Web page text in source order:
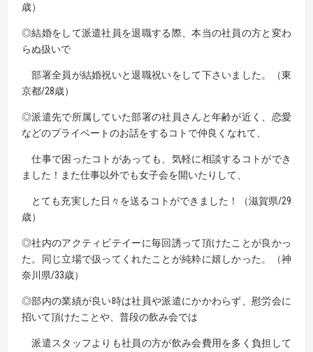
歳）
◎結婚をして派遣社員を退職する際、本当の社員の方と変わ
らぬ扱いで
部署全員が結婚祝いと退職祝いをして下さいました。（東
京都/28歳）
◎派遣先で所属していた部署の社員さんと年齢が近く、恋愛
などのプライベートのお話をするコトで仲良くなれて、
仕事で困ったコトがあっても、気軽に相談するコトができ
ました！また仕事以外でも女子会を開いたりして、
とても充実した日々を送るコトができました！（滋賀県/29
歳）
◎社内のアクティビテイーに毎回誘って頂けたことが良かっ
た。 同じ立場で扱ってくれたことが純粋に嬉しかった。（神
奈川県/33歳）
◎部内の業績が良い時は社員や派遣にかかわらず、慰労会に
招いて頂けたことや、普段の飲み会では
派遣スタッフよりも社員の方が飲み会費用を多く負担して